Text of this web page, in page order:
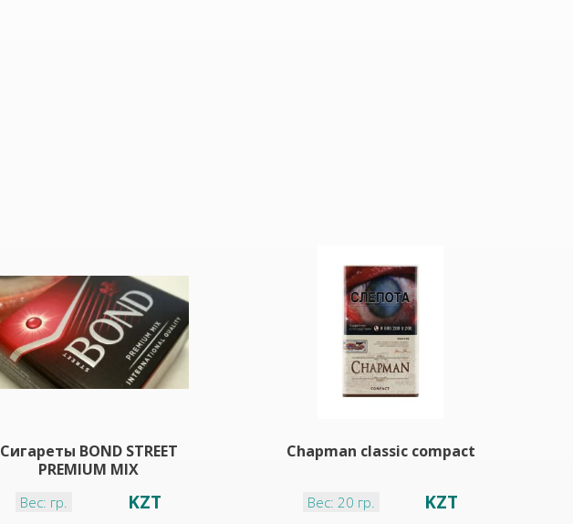
Сигареты BOND STREET
PREMIUM MIX
Вес: гр. KZT
Chapman classic compact
Вес: 20 гр. KZT